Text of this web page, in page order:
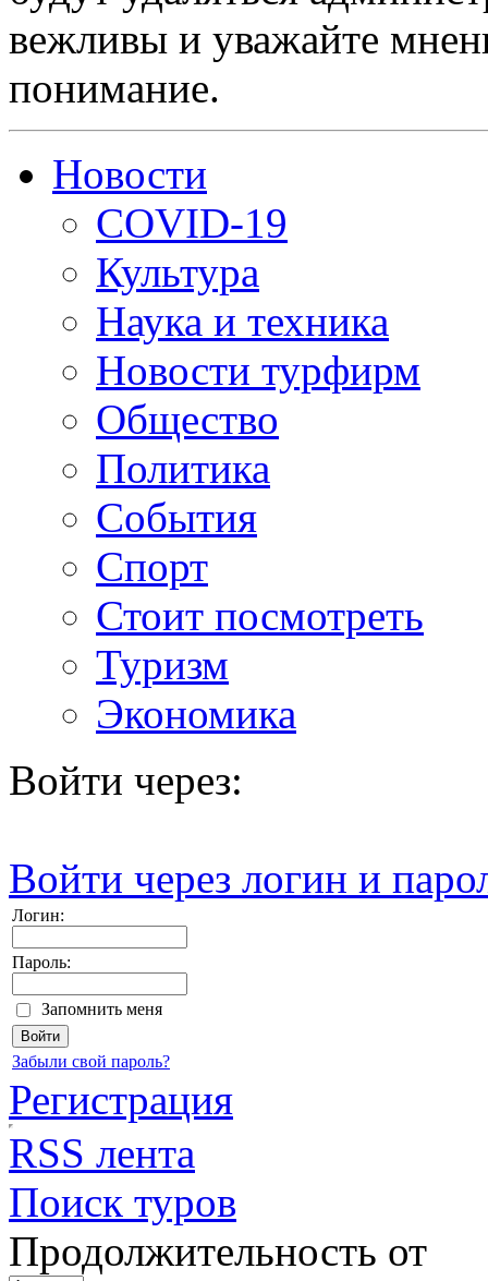
вежливы и уважайте
понимание.
Новости
COVID-19
Культура
Наука и техника
Новости турфирм
Общество
Политика
События
Спорт
Стоит посмотреть
Туризм
Экономика
Войти через:
Войти через логин и
Логин:
Пароль:
Запомнить меня
Забыли свой пароль?
Регистрация
RSS лента
Поиск туров
Продолжительность от